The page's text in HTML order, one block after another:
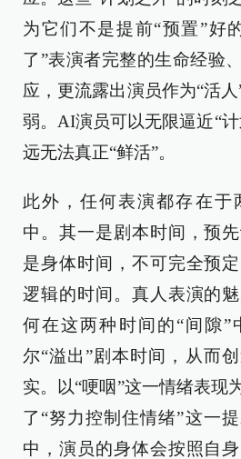
为它们不是提前“预置”好
了”表演者完整的生命经验
应，更流露出演员作为“活
弱。AI演员可以无限逼近“
远无法真正“鲜活”。
此外，任何表演都存在于
中。其一是剧本时间，预
是身体时间，不可完全预
逻辑的时间。真人表演的
何在这两种时间的“间隙”
尔“溢出”剧本时间，从而
实。以“哽咽”这一情绪表现
了“努力控制住情绪”这一
中，演员的身体会按照自